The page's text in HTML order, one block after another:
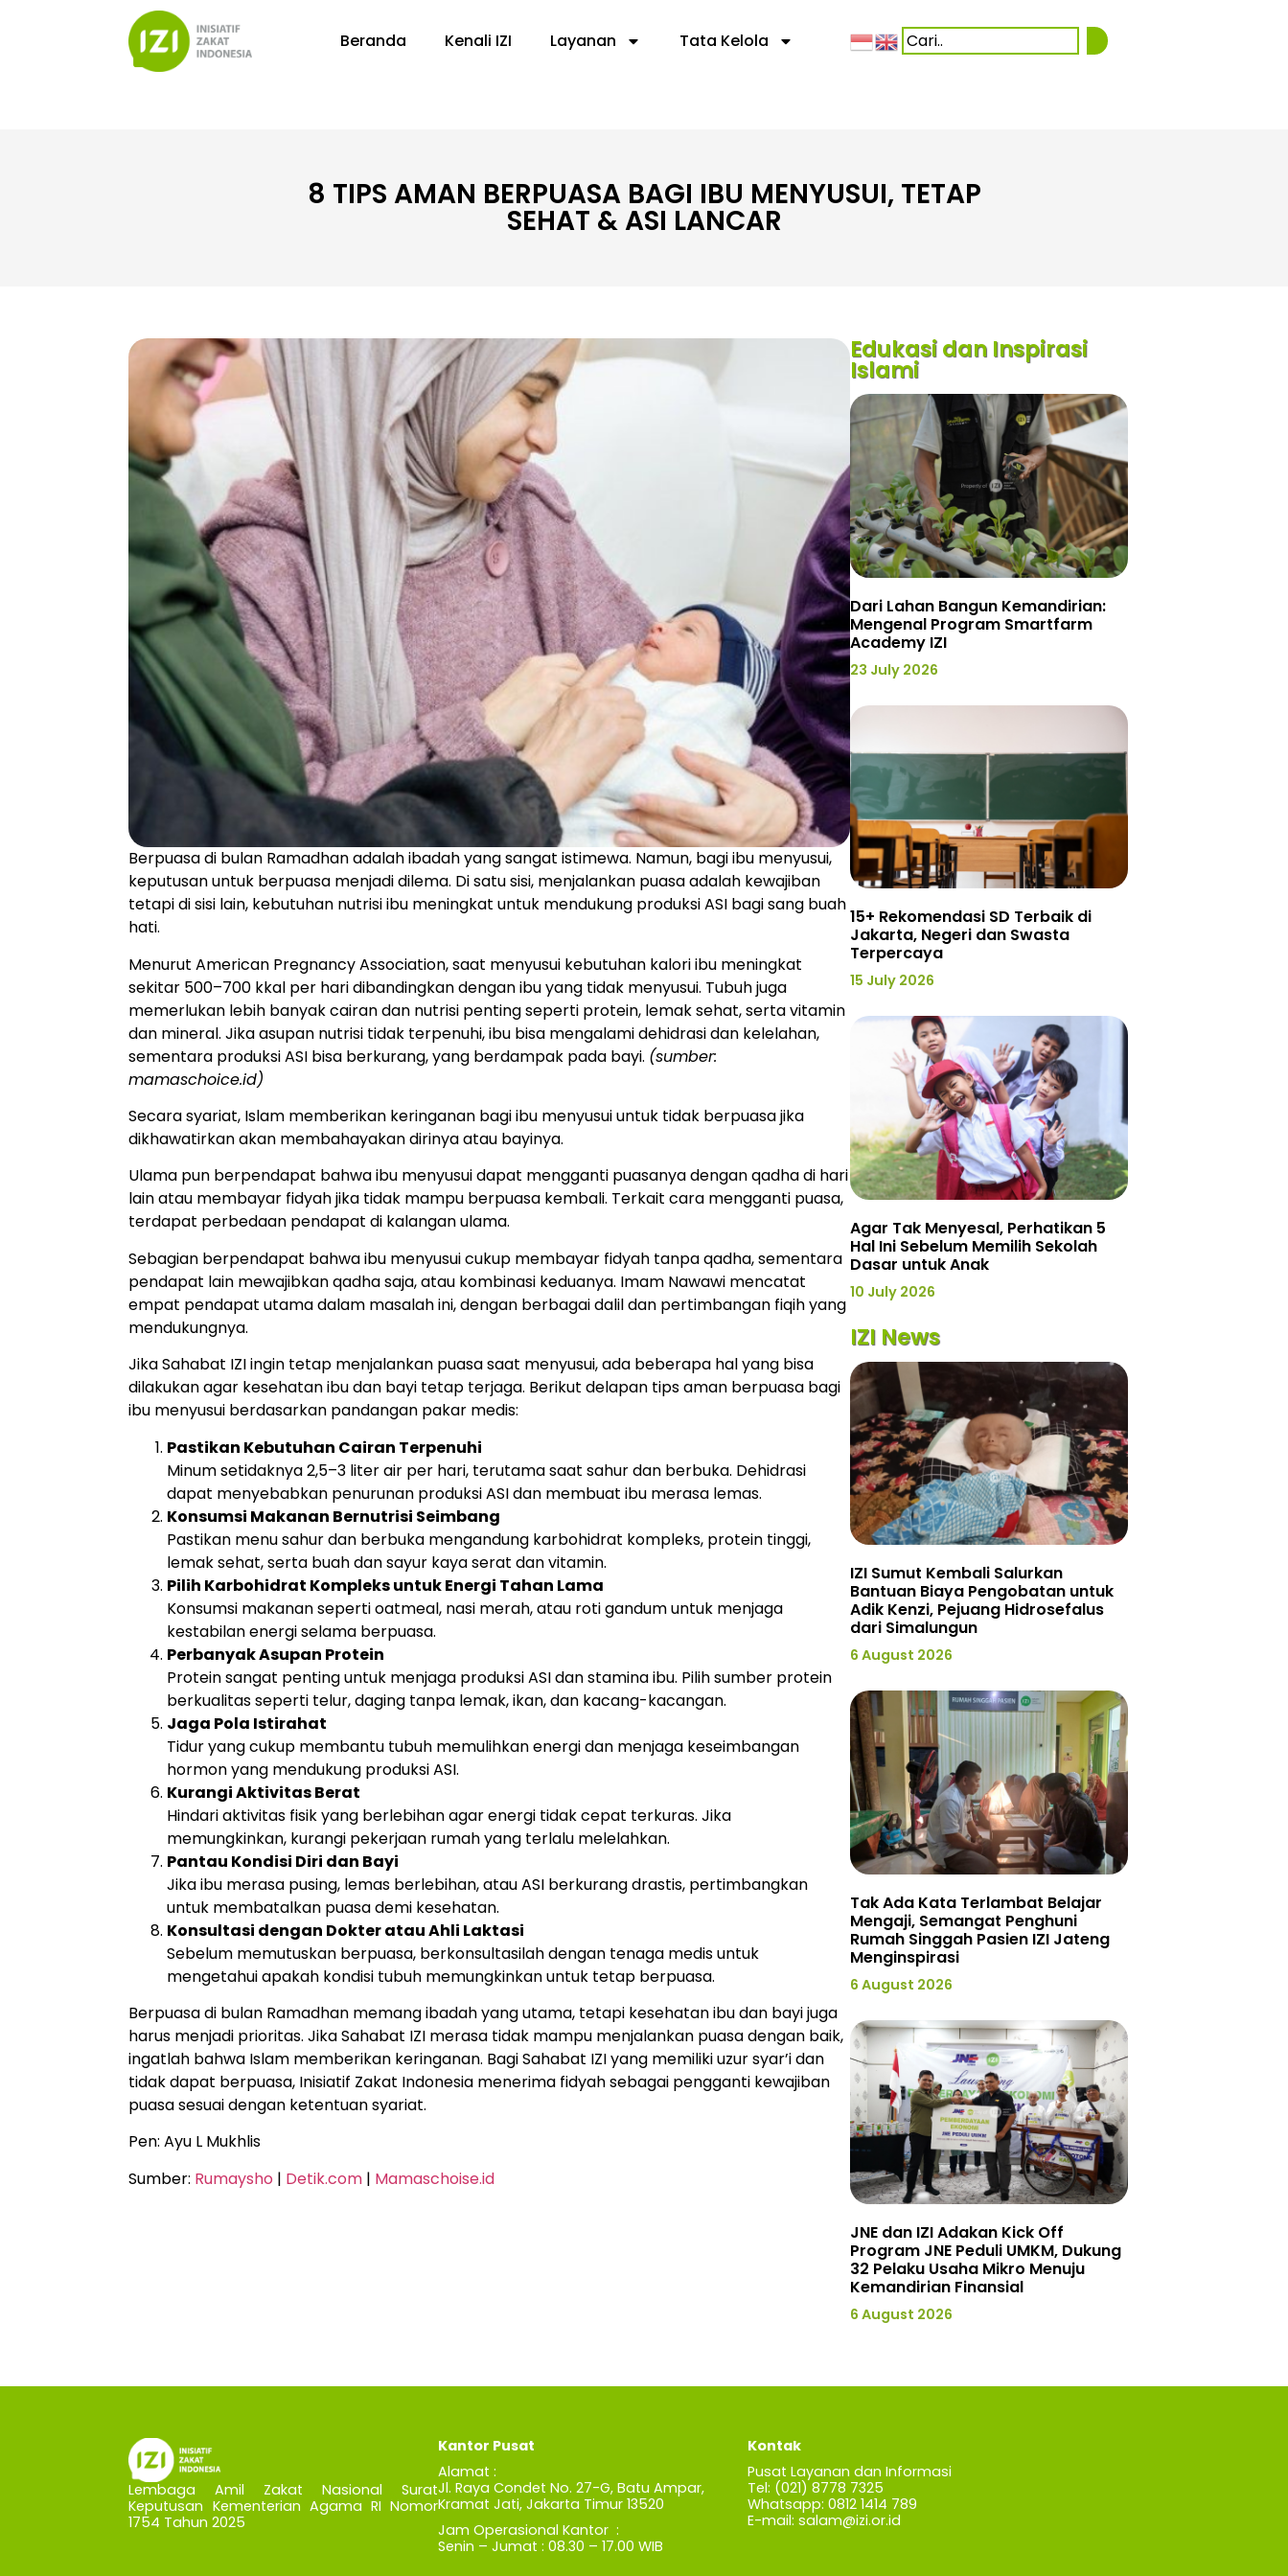
Beranda Kenali IZI Layanan Tata Kelola
8 TIPS AMAN BERPUASA BAGI IBU MENYUSUI, TETAP
SEHAT & ASI LANCAR
Berpuasa di bulan Ramadhan adalah ibadah yang sangat istimewa. Namun, bagi ibu menyusui,
keputusan untuk berpuasa menjadi dilema. Di satu sisi, menjalankan puasa adalah kewajiban
tetapi di sisi lain, kebutuhan nutrisi ibu meningkat untuk mendukung produksi ASI bagi sang buah
hati.
Menurut American Pregnancy Association, saat menyusui kebutuhan kalori ibu meningkat
sekitar 500–700 kkal per hari dibandingkan dengan ibu yang tidak menyusui. Tubuh juga
memerlukan lebih banyak cairan dan nutrisi penting seperti protein, lemak sehat, serta vitamin
dan mineral. Jika asupan nutrisi tidak terpenuhi, ibu bisa mengalami dehidrasi dan kelelahan,
sementara produksi ASI bisa berkurang, yang berdampak pada bayi. (sumber:
mamaschoice.id)
Secara syariat, Islam memberikan keringanan bagi ibu menyusui untuk tidak berpuasa jika
dikhawatirkan akan membahayakan dirinya atau bayinya.
Ulama pun berpendapat bahwa ibu menyusui dapat mengganti puasanya dengan qadha di hari
lain atau membayar fidyah jika tidak mampu berpuasa kembali. Terkait cara mengganti puasa,
terdapat perbedaan pendapat di kalangan ulama.
Sebagian berpendapat bahwa ibu menyusui cukup membayar fidyah tanpa qadha, sementara
pendapat lain mewajibkan qadha saja, atau kombinasi keduanya. Imam Nawawi mencatat
empat pendapat utama dalam masalah ini, dengan berbagai dalil dan pertimbangan fiqih yang
mendukungnya.
Jika Sahabat IZI ingin tetap menjalankan puasa saat menyusui, ada beberapa hal yang bisa
dilakukan agar kesehatan ibu dan bayi tetap terjaga. Berikut delapan tips aman berpuasa bagi
ibu menyusui berdasarkan pandangan pakar medis:
Pastikan Kebutuhan Cairan Terpenuhi
Minum setidaknya 2,5–3 liter air per hari, terutama saat sahur dan berbuka. Dehidrasi
dapat menyebabkan penurunan produksi ASI dan membuat ibu merasa lemas.
Konsumsi Makanan Bernutrisi Seimbang
Pastikan menu sahur dan berbuka mengandung karbohidrat kompleks, protein tinggi,
lemak sehat, serta buah dan sayur kaya serat dan vitamin.
Pilih Karbohidrat Kompleks untuk Energi Tahan Lama
Konsumsi makanan seperti oatmeal, nasi merah, atau roti gandum untuk menjaga
kestabilan energi selama berpuasa.
Perbanyak Asupan Protein
Protein sangat penting untuk menjaga produksi ASI dan stamina ibu. Pilih sumber protein
berkualitas seperti telur, daging tanpa lemak, ikan, dan kacang-kacangan.
Jaga Pola Istirahat
Tidur yang cukup membantu tubuh memulihkan energi dan menjaga keseimbangan
hormon yang mendukung produksi ASI.
Kurangi Aktivitas Berat
Hindari aktivitas fisik yang berlebihan agar energi tidak cepat terkuras. Jika
memungkinkan, kurangi pekerjaan rumah yang terlalu melelahkan.
Pantau Kondisi Diri dan Bayi
Jika ibu merasa pusing, lemas berlebihan, atau ASI berkurang drastis, pertimbangkan
untuk membatalkan puasa demi kesehatan.
Konsultasi dengan Dokter atau Ahli Laktasi
Sebelum memutuskan berpuasa, berkonsultasilah dengan tenaga medis untuk
mengetahui apakah kondisi tubuh memungkinkan untuk tetap berpuasa.
Berpuasa di bulan Ramadhan memang ibadah yang utama, tetapi kesehatan ibu dan bayi juga
harus menjadi prioritas. Jika Sahabat IZI merasa tidak mampu menjalankan puasa dengan baik,
ingatlah bahwa Islam memberikan keringanan. Bagi Sahabat IZI yang memiliki uzur syar’i dan
tidak dapat berpuasa, Inisiatif Zakat Indonesia menerima fidyah sebagai pengganti kewajiban
puasa sesuai dengan ketentuan syariat.
Pen: Ayu L Mukhlis
Sumber: Rumaysho | Detik.com | Mamaschoise.id
Edukasi dan Inspirasi
Islami
Dari Lahan Bangun Kemandirian:
Mengenal Program Smartfarm
Academy IZI
23 July 2026
15+ Rekomendasi SD Terbaik di
Jakarta, Negeri dan Swasta
Terpercaya
15 July 2026
Agar Tak Menyesal, Perhatikan 5
Hal Ini Sebelum Memilih Sekolah
Dasar untuk Anak
10 July 2026
IZI News
IZI Sumut Kembali Salurkan
Bantuan Biaya Pengobatan untuk
Adik Kenzi, Pejuang Hidrosefalus
dari Simalungun
6 August 2026
Tak Ada Kata Terlambat Belajar
Mengaji, Semangat Penghuni
Rumah Singgah Pasien IZI Jateng
Menginspirasi
6 August 2026
JNE dan IZI Adakan Kick Off
Program JNE Peduli UMKM, Dukung
32 Pelaku Usaha Mikro Menuju
Kemandirian Finansial
6 August 2026
Lembaga Amil Zakat Nasional Surat
Keputusan Kementerian Agama RI Nomor
1754 Tahun 2025
Kantor Pusat
Alamat :
Jl. Raya Condet No. 27-G, Batu Ampar,
Kramat Jati, Jakarta Timur 13520
Jam Operasional Kantor :
Senin – Jumat : 08.30 – 17.00 WIB
Kontak
Pusat Layanan dan Informasi
Tel: (021) 8778 7325
Whatsapp: 0812 1414 789
E-mail: salam@izi.or.id